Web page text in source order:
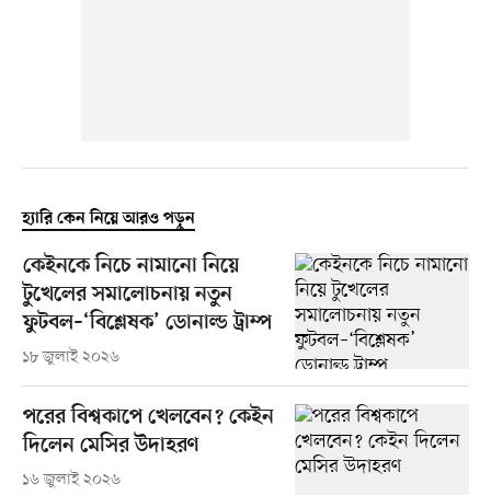
হ্যারি কেন নিয়ে আরও পড়ুন
কেইনকে নিচে নামানো নিয়ে
টুখেলের সমালোচনায় নতুন
ফুটবল–‘বিশ্লেষক’ ডোনাল্ড ট্রাম্প
১৮ জুলাই ২০২৬
পরের বিশ্বকাপে খেলবেন? কেইন
দিলেন মেসির উদাহরণ
১৬ জুলাই ২০২৬